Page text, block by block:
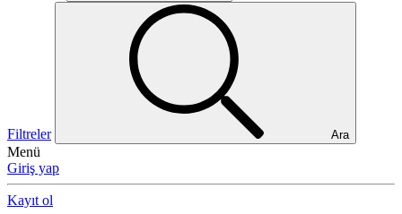
Filtreler Ara
Menü
Giriş yap
Kayıt ol